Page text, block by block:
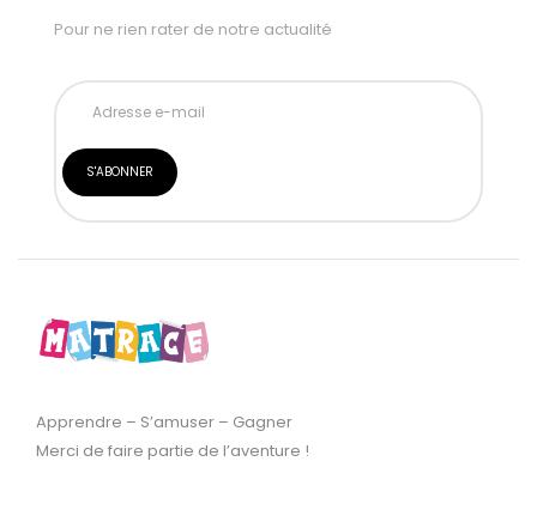
Pour ne rien rater de notre actualité
Apprendre – S’amuser – Gagner
Merci de faire partie de l’aventure !